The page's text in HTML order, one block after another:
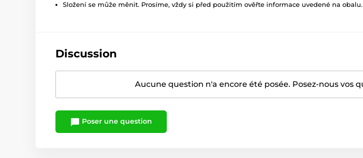
Složení se může měnit. Prosíme, vždy si před použitím ověřte informace uvedené na obalu.
Discussion
Aucune question n'a encore été posée. Posez-nous vos
Poser une question